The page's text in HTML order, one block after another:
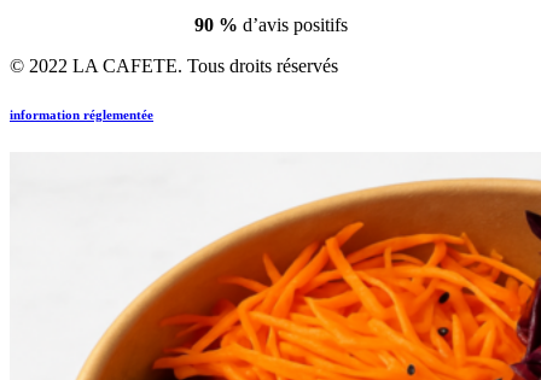
90 % d’avis positifs
© 2022 LA CAFETE. Tous droits réservés
information réglementée